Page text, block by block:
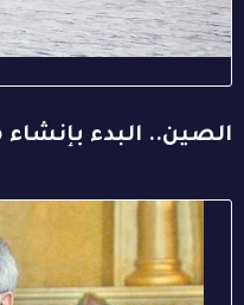
الصين.. البدء